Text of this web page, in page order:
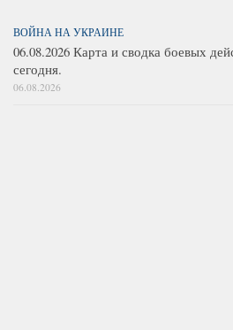
ВОЙНА НА УКРАИНЕ
06.08.2026 Карта и сводка боевых
сегодня.
06.08.2026